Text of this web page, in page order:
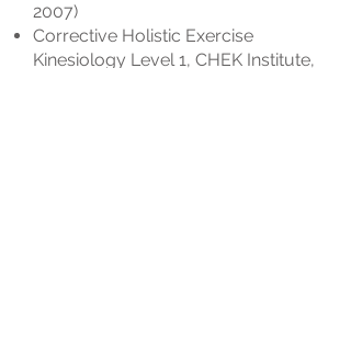
2007)
Corrective Holistic Exercise
Kinesiology Level 1, CHEK Institute,